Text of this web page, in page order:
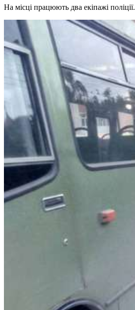
На місці працюють два екіпажі поліції.